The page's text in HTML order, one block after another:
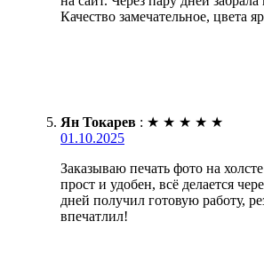
Качество замечательное, цвета
Ян Токарев : ★ ★ ★ ★ ★
01.10.2025
Заказываю печать фото на
прост и удобен, всё делается
дней получил готовую работу,
впечатлил!